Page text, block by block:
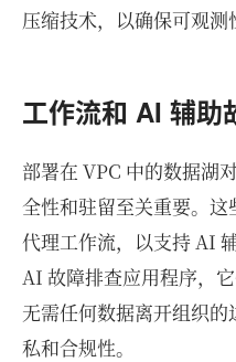
压缩技术，以确保可观测
工作流和 AI 辅助
部署在 VPC 中的数据湖
全性和驻留至关重要。
代理工作流，以支持 AI
AI 故障排查应用程序，
无需任何数据离开组织
私和合规性。